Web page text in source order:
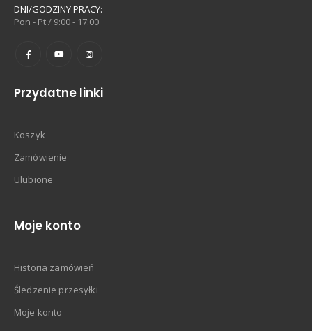
DNI/GODZINY PRACY:
Pon - Pt / 9:00 - 17:00
Przydatne linki
Koszyk
Zamówienie
Ulubione
Moje konto
Historia zamówień
Śledzenie przesyłki
Moje konto